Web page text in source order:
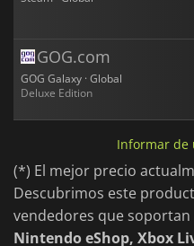
GOG.com
GOG Galaxy · Global
Deluxe Edition
Informar de
(*) El mejor precio
Descubrimos este
vendedores que soportan
Nintendo eShop, Xbox